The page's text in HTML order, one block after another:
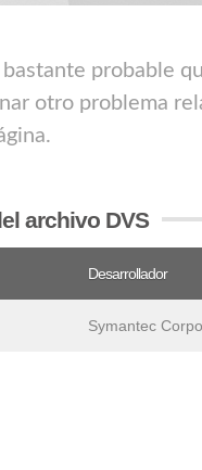
probable
otro problema
archivo DVS
Desarrollador
Symantec